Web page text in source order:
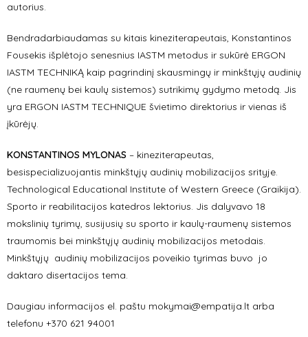
autorius.
Bendradarbiaudamas su kitais kineziterapeutais, Konstantinos
Fousekis išplėtojo senesnius IASTM metodus ir sukūrė ERGON
IASTM TECHNIKĄ kaip pagrindinį skausmingų ir minkštųjų audinių
(ne raumenų bei kaulų sistemos) sutrikimų gydymo metodą. Jis
yra ERGON IASTM TECHNIQUE švietimo direktorius ir vienas iš
įkūrėjų.
KONSTANTINOS MYLONAS – kineziterapeutas,
besispecializuojantis minkštųjų audinių mobilizacijos srityje.
Technological Educational Institute of Western Greece (Graikija).
Sporto ir reabilitacijos katedros lektorius. Jis dalyvavo 18
mokslinių tyrimų, susijusių su sporto ir kaulų-raumenų sistemos
traumomis bei minkštųjų audinių mobilizacijos metodais.
Minkštųjų audinių mobilizacijos poveikio tyrimas buvo jo
daktaro disertacijos tema.
Daugiau informacijos el. paštu mokymai@empatija.lt arba
telefonu +370 621 94001